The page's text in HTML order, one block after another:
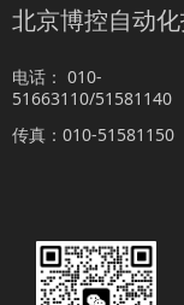
北京博控自动
电话： 010-
51663110/51581140
传真： 010-51581150